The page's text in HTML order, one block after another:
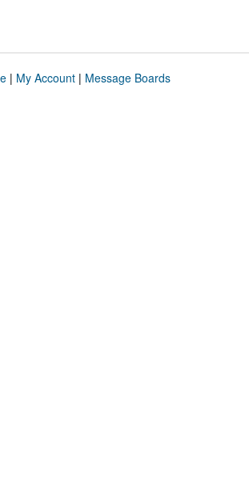
| My Account| Message Boards